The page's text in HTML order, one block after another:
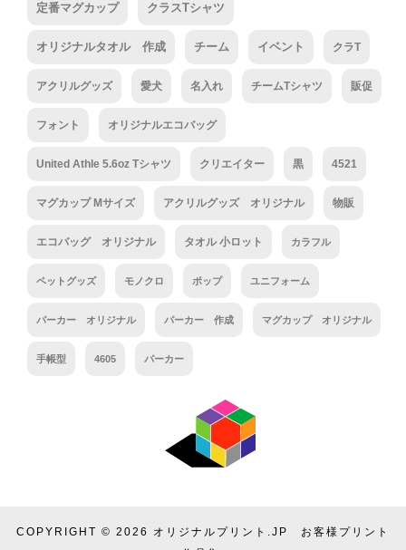
定番マグカップ クラスTシャツ
オリジナルタオル 作成 チーム イベント クラT
アクリルグッズ 愛犬 名入れ チームTシャツ 販促
フォント オリジナルエコバッグ
United Athle 5.6oz Tシャツ クリエイター 黒 4521
マグカップ Mサイズ アクリルグッズ オリジナル 物販
エコバッグ オリジナル タオル 小ロット カラフル
ペットグッズ モノクロ ポップ ユニフォーム
パーカー オリジナル パーカー 作成 マグカップ オリジナル
手帳型 4605 パーカー
COPYRIGHT © 2026 オリジナルプリント.JP お客様プリント